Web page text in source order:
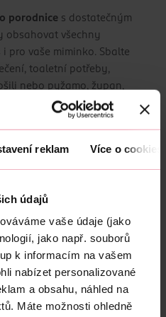
reklam Více o cookies
údajů
vaše údaje (jako
jako např. souborů
k informacím na vašem
nabízet personalizované
a obsahu, náhled na
Máte možnosti ohledně
porodnice s dostatečným
obsahovat všechny
pro vaše miminko. Sbalte
toaletní potřeby,
nebo pyžamo, župan,
a podprsenku,
porodnické vložkya
na cestu domů,
lékařem nebo porodní
přáních a očekáváních
vytvořitporodní plán
management bolesti,
přítomnost partnera či
a další důležité aspekty,
vaší pohodu a pohodlí.